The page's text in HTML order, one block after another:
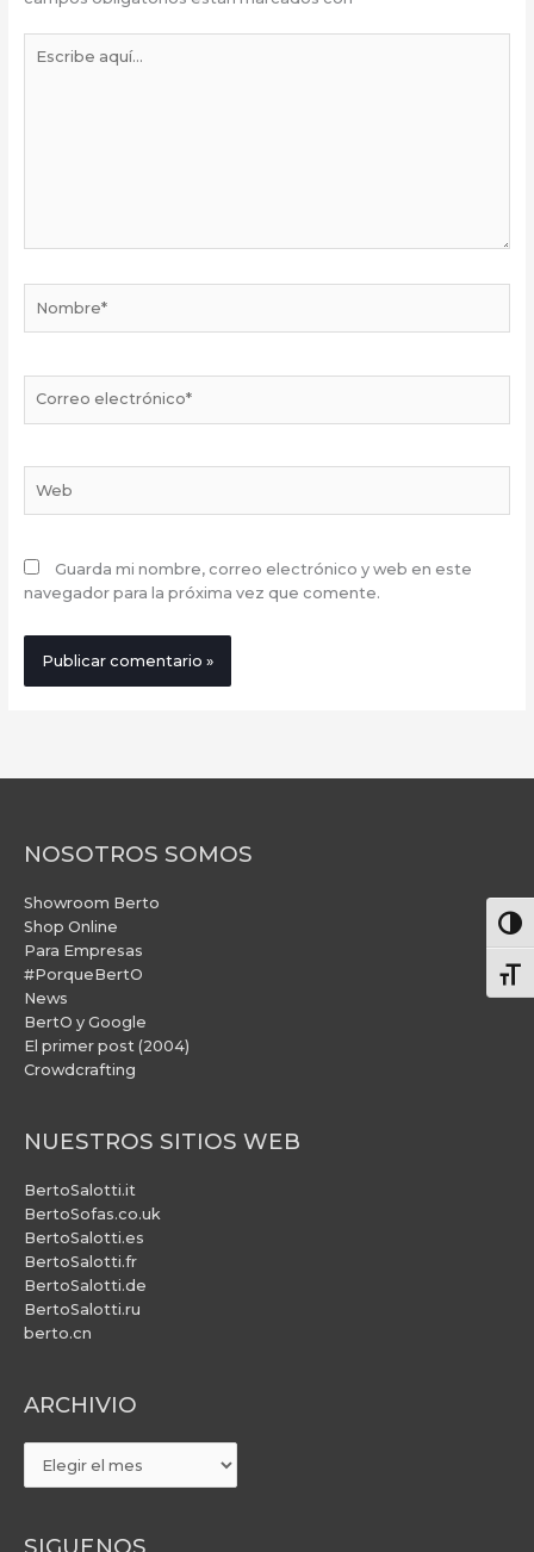
aquí...
electrónico*
Guarda mi nombre, correo electrónico y web en este
navegador para la próxima vez que comente.
NOSOTROS SOMOS
Showroom Berto
Shop Online
Para Empresas
#PorqueBertO
News
BertO y Google
El primer post (2004)
Crowdcrafting
NUESTROS SITIOS WEB
BertoSalotti.it
BertoSofas.co.uk
BertoSalotti.es
BertoSalotti.fr
BertoSalotti.de
BertoSalotti.ru
berto.cn
ARCHIVIO
ARCHIVIO